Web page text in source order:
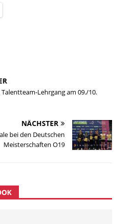
Lehrgang am 09./10.
NÄCHSTER
bei den Deutschen
Meisterschaften O19